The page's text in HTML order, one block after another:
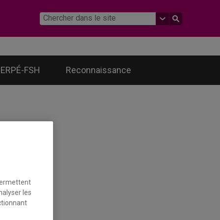
FSH Reconnaissance
les